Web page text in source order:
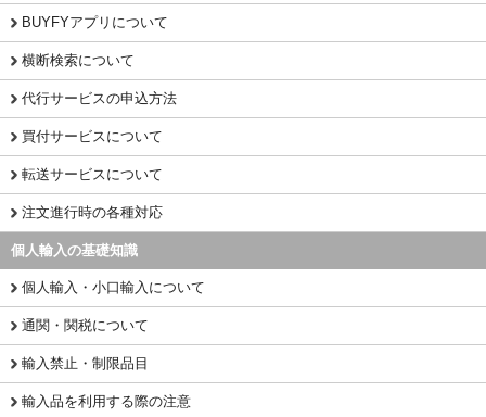
BUYFYアプリについて
横断検索について
代行サービスの申込方法
買付サービスについて
転送サービスについて
注文進行時の各種対応
個人輸入の基礎知識
個人輸入・小口輸入について
通関・関税について
輸入禁止・制限品目
輸入品を利用する際の注意